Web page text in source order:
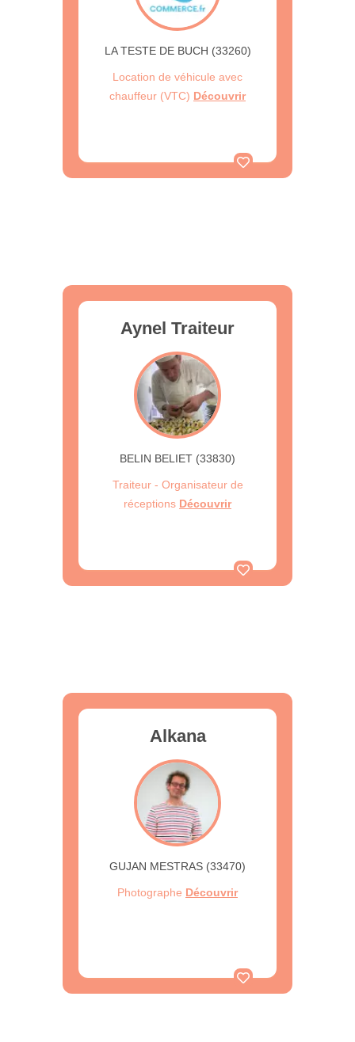
LA TESTE DE BUCH (33260)
Location de véhicule avec
chauffeur (VTC) Découvrir
Aynel Traiteur
BELIN BELIET (33830)
Traiteur - Organisateur de
réceptions Découvrir
Alkana
GUJAN MESTRAS (33470)
Photographe Découvrir